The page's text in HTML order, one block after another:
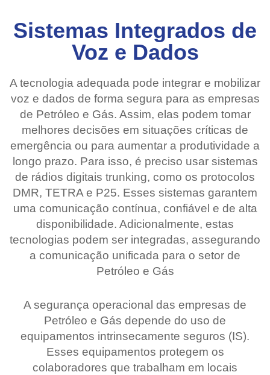
Sistemas Integrados de
Voz e Dados
A tecnologia adequada pode integrar e mobilizar
voz e dados de forma segura para as empresas
de Petróleo e Gás. Assim, elas podem tomar
melhores decisões em situações críticas de
emergência ou para aumentar a produtividade a
longo prazo. Para isso, é preciso usar sistemas
de rádios digitais trunking, como os protocolos
DMR, TETRA e P25. Esses sistemas garantem
uma comunicação contínua, confiável e de alta
disponibilidade. Adicionalmente, estas
tecnologias podem ser integradas, assegurando
a comunicação unificada para o setor de
Petróleo e Gás
A segurança operacional das empresas de
Petróleo e Gás depende do uso de
equipamentos intrinsecamente seguros (IS).
Esses equipamentos protegem os
colaboradores que trabalham em locais